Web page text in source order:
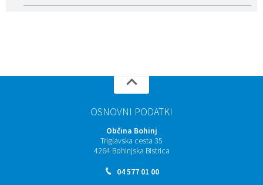
OSNOVNI PODATKI
Občina Bohinj
Triglavska cesta 35
4264 Bohinjska Bistrica
04 577 01 00